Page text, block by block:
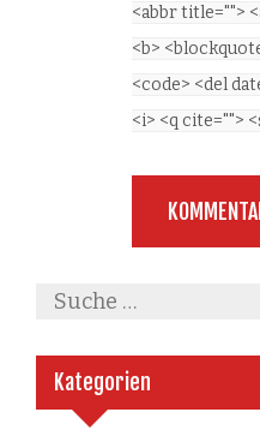
<abbr title="">
<b>
<code> <del
<i> <q cite="">
Kategorien